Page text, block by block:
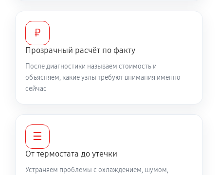
₽
Прозрачный расчёт по факту
После диагностики называем стоимость и
объясняем, какие узлы требуют внимания именно
сейчас
☰
От термостата до утечки
Устраняем проблемы с охлаждением, шумом,